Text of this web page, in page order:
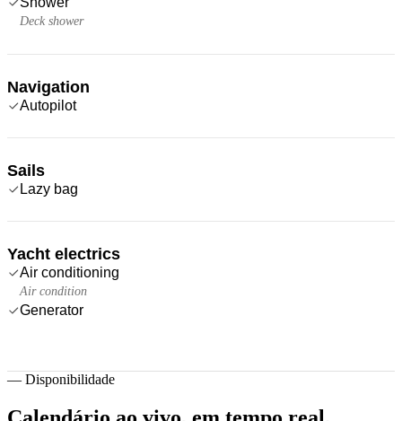
Deck shower
Navigation
Autopilot
Sails
Lazy bag
Yacht electrics
Air conditioning
Air condition
Generator
— Disponibilidade